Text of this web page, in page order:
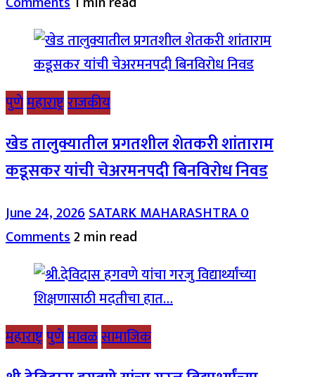
पुणेमहाराष्ट्रराजकीय
खेड तालुक्यातील प्रगतशील शेतकरी शांताराम
कडूसकर यांची चेअरमनपदी बिनविरोध निवड
June 24, 2026SATARK MAHARASHTRA0
Comments2 min read
महाराष्ट्रपुणेमावळसामाजिक